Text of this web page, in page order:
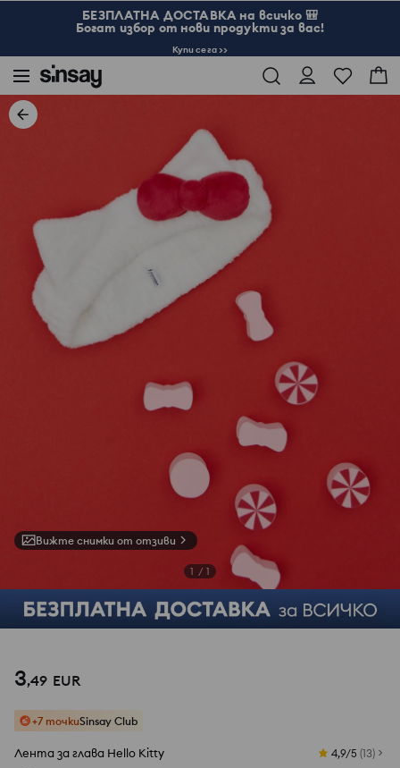
БЕЗПЛАТНА ДОСТАВКА на всичко 🎒
Богат избор от нови продукти за вас!
Купи сега >>
Вижте снимки от отзиви
1 / 1
3,49 EUR
+7 точкиSinsay Club
Лента за глава Hello Kitty 4,9/5 (13)